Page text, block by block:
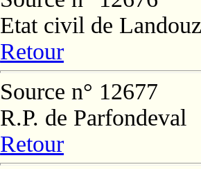
Etat civil de
Retour
Source n° 12677
R.P. de Parfondeval
Retour